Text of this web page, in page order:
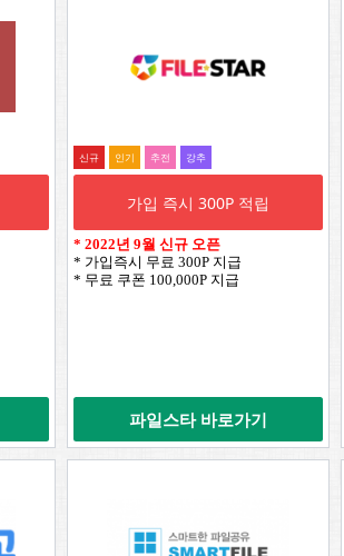
신규 인기 추전 강추
가입 즉시 300P 적립
* 2022년 9월 신규 오픈
* 가입즉시 무료 300P 지급
* 무료 쿠폰 100,000P 지급
파일스타 바로가기